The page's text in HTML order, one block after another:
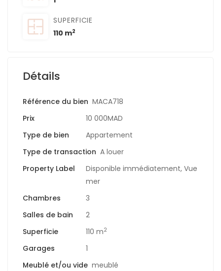
SUPERFICIE
110 m2
Détails
Référence du bien MACA718
Prix
10 000MAD
Type de bien
Appartement
Type de transaction A louer
Property Label
Disponible immédiatement, Vue
mer
Chambres
3
Salles de bain
2
Superficie
110 m2
Garages
1
Meublé et/ou vide meublé